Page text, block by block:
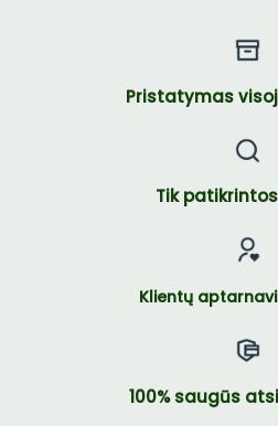
Pristatymas
Tik
Klientų
100% saugūs